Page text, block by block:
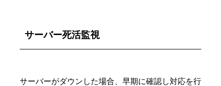
サーバー死活監視
サーバーがダウンした場合、早期に確認し対応を行